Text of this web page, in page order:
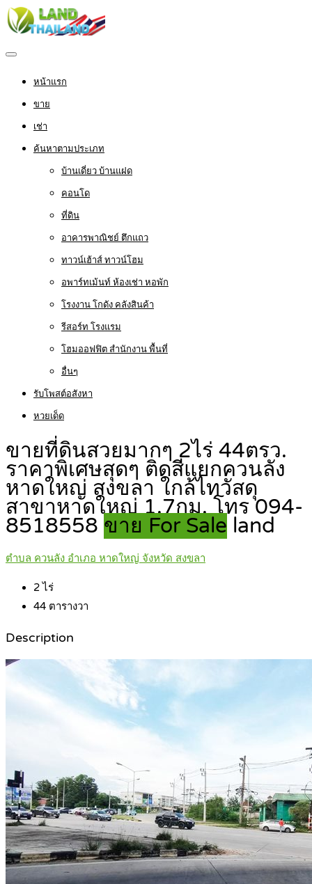
หน้าแรก
ขาย
เช่า
ค้นหาตามประเภท
บ้านเดี่ยว บ้านแฝด
คอนโด
ที่ดิน
อาคารพาณิชย์ ตึกแถว
ทาวน์เฮ้าส์ ทาวน์โฮม
อพาร์ทเม้นท์ ห้องเช่า หอพัก
โรงงาน โกดัง คลังสินค้า
รีสอร์ท โรงแรม
โฮมออฟฟิต สำนักงาน พื้นที่
อื่นๆ
รับโพสต์อสังหา
หวยเด็ด
ขายที่ดินสวยมากๆ 2ไร่ 44ตรว.
ราคาพิเศษสุดๆ ติดสี่แยกควนลัง
หาดใหญ่ สงขลา ใกล้ไทวัสดุ
สาขาหาดใหญ่ 1.7กม. โทร 094-
8518558 ขาย For Sale land
ตำบล ควนลัง อำเภอ หาดใหญ่ จังหวัด สงขลา
2ไร่
44 ตารางวา
Description